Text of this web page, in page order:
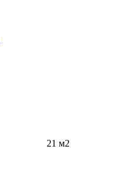
21 м2